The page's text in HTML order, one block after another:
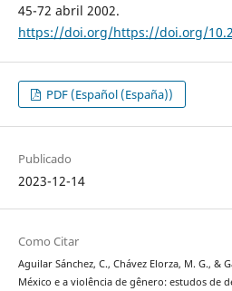
45-72 abril 2002.
https://doi.org/https://doi.org/
PDF (Español (España))
Publicado
2023-12-14
Como Citar
Aguilar Sánchez, C., Chávez Elorza, M. G., &
México e a violência de gênero: estudos de